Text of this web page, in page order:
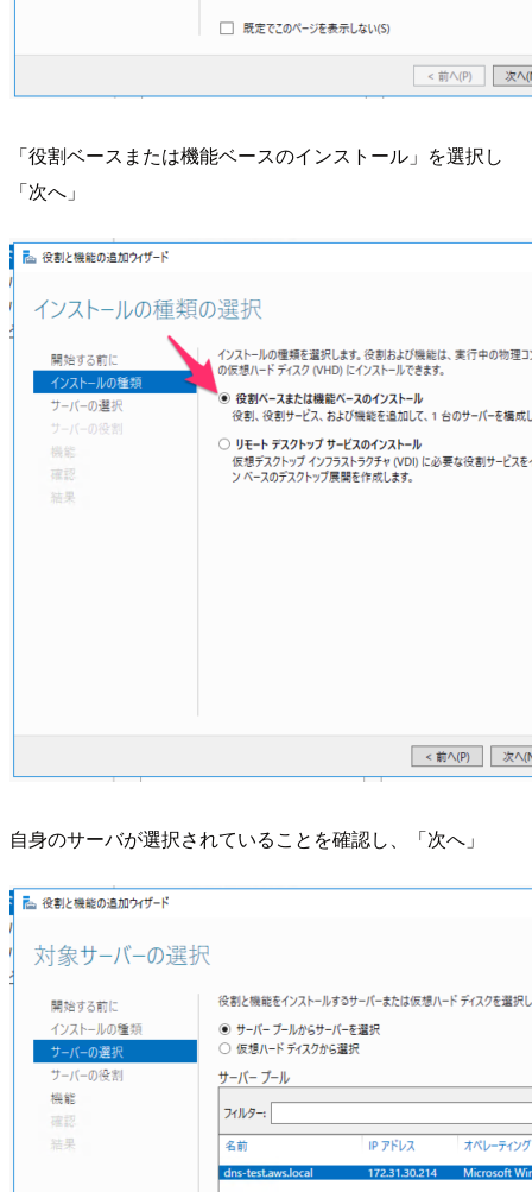
「役割ベースまたは機能ベースのインストール」を選択し
「次へ」
自身のサーバが選択されていることを確認し、「次へ」